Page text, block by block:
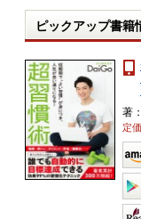
ピックアップ書籍
著
定